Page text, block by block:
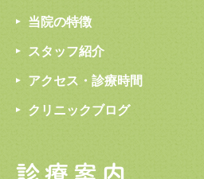
当院の特徴
スタッフ紹介
アクセス・診療時間
クリニックブログ
診療案内